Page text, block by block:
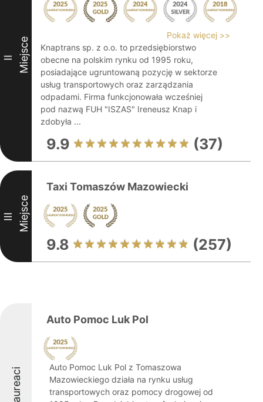
II Miejsce
Pokaż więcej >>
Knaptrans sp. z o.o. to przedsiębiorstwo
obecne na polskim rynku od 1995 roku,
posiadające ugruntowaną pozycję w sektorze
usług transportowych oraz zarządzania
odpadami. Firma funkcjonowała wcześniej
pod nazwą FUH "ISZAS" Ireneusz Knap i
zdobyła ...
9.9 (37)
III Miejsce
Taxi Tomaszów Mazowiecki
9.8 (257)
Laureaci
Auto Pomoc Luk Pol
Auto Pomoc Luk Pol z Tomaszowa
Mazowieckiego działa na rynku usług
transportowych oraz pomocy drogowej od